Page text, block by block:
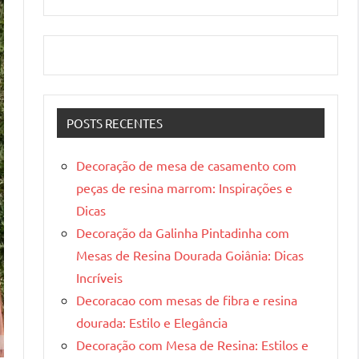
POSTS RECENTES
Decoração de mesa de casamento com
peças de resina marrom: Inspirações e
Dicas
Decoração da Galinha Pintadinha com
Mesas de Resina Dourada Goiânia: Dicas
Incríveis
Decoracao com mesas de fibra e resina
dourada: Estilo e Elegância
Decoração com Mesa de Resina: Estilos e